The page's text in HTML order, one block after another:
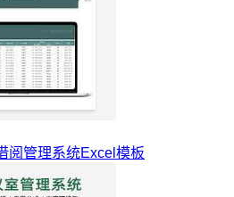
阅管理系统Excel模板